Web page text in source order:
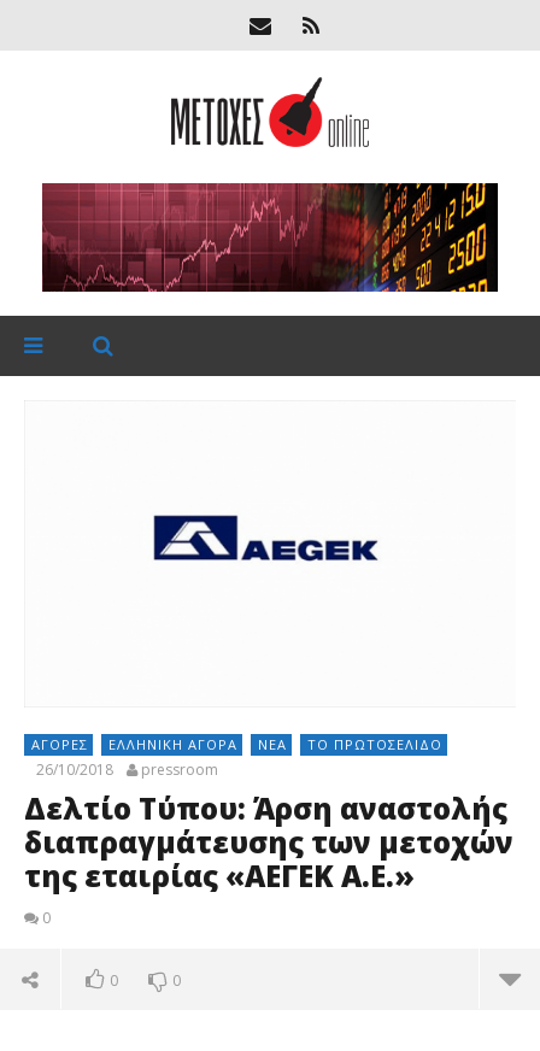
ΑΓΟΡΈΣ ΕΛΛΗΝΙΚΉ ΑΓΟΡΆ ΝΈΑ ΤΟ ΠΡΩΤΟΣΈΛΙΔΟ
26/10/2018 pressroom
Δελτίο Τύπου: Άρση αναστολής
διαπραγμάτευσης των μετοχών
της εταιρίας «ΑΕΓΕΚ Α.Ε.»
0
0 0